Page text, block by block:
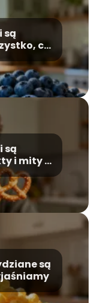
są
co
są
i mity o
są